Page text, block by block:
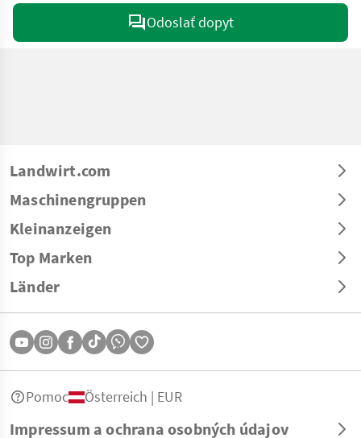
Odoslať dopyt
Landwirt.com
Maschinengruppen
Kleinanzeigen
Top Marken
Länder
Impressum a ochrana osobných údajov
Pomoc Österreich | EUR